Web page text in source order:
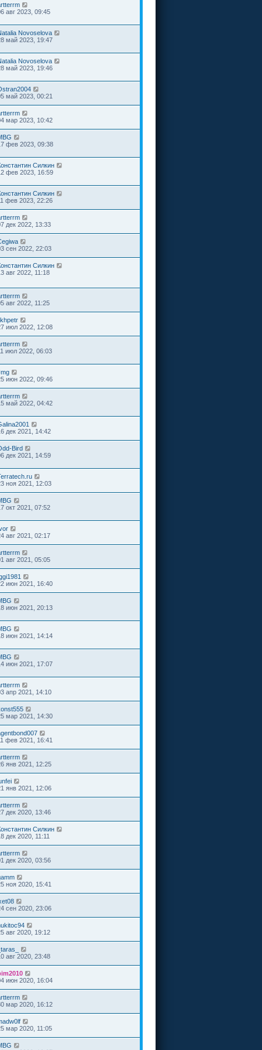
авг 2023, 09:45
Novoselova
май 2023, 19:47
Novoselova
май 2023, 19:46
май 2023, 00:21
мар 2023, 10:42
фев 2023, 09:38
Силкин
фев 2023, 16:59
Силкин
фев 2023, 22:26
дек 2022, 13:33
сен 2022, 22:03
Силкин
авг 2022, 11:18
авг 2022, 11:25
июл 2022, 12:08
июл 2022, 06:03
июн 2022, 09:46
май 2022, 04:42
дек 2021, 14:42
Bird
дек 2021, 14:59
ноя 2021, 12:03
окт 2021, 07:52
авг 2021, 02:17
авг 2021, 05:05
июн 2021, 16:40
июн 2021, 20:13
июн 2021, 14:14
июн 2021, 17:07
апр 2021, 14:10
мар 2021, 14:30
фев 2021, 16:41
янв 2021, 12:25
янв 2021, 12:06
дек 2020, 13:46
Силкин
дек 2020, 11:11
дек 2020, 03:56
ноя 2020, 15:41
сен 2020, 23:06
авг 2020, 19:12
_taras_
авг 2020, 23:48
июн 2020, 16:04
мар 2020, 16:12
мар 2020, 11:05